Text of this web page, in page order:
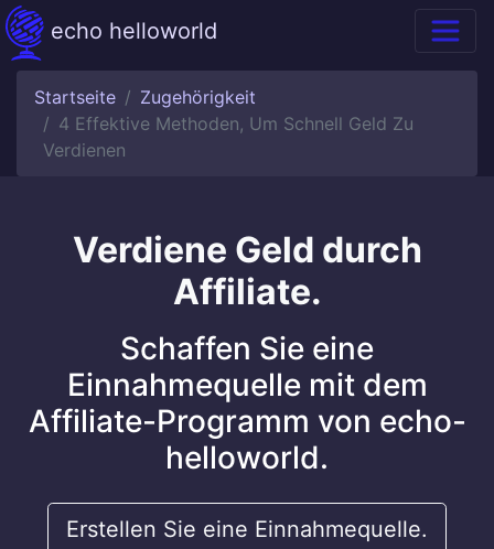
echo helloworld
Startseite
Zugehörigkeit
4 Effektive Methoden, Um Schnell Geld Zu
Verdienen
Verdiene Geld durch
Affiliate.
Schaffen Sie eine
Einnahmequelle mit dem
Affiliate-Programm von echo-
helloworld.
Erstellen Sie eine Einnahmequelle.